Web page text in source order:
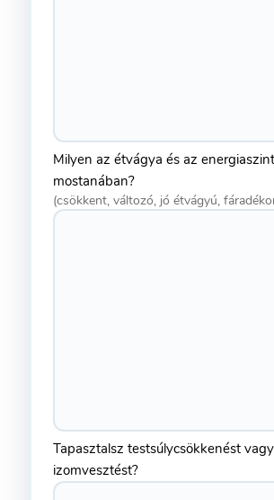
Milyen az étvágya és az
mostanában?
(csökkent, változó, jó étvágyú,
Tapasztalsz testsúlycsökkenést vagy
izomvesztést?